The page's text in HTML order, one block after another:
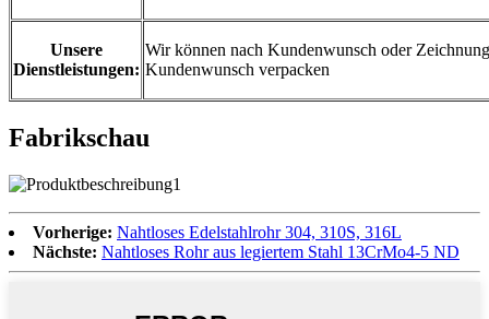
Unsere
Dienstleistungen:
Wir können nach Kundenwunsch oder
Kundenwunsch verpacken
Fabrikschau
Vorherige: Nahtloses Edelstahlrohr 304, 310S, 316L
Nächste: Nahtloses Rohr aus legiertem Stahl 13CrMo4-5 ND